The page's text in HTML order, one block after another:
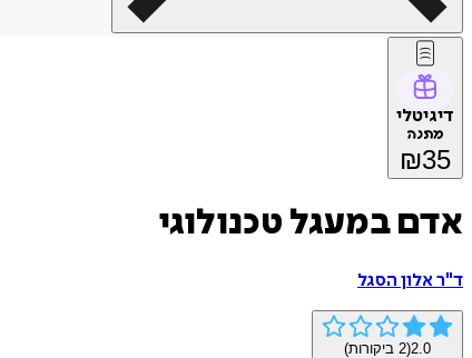
דיגיטלי
מתנה
₪35
אדם במעגל טכנולוגי
ד"ר אלון הסגל
2.0
(
2 ביקורות)